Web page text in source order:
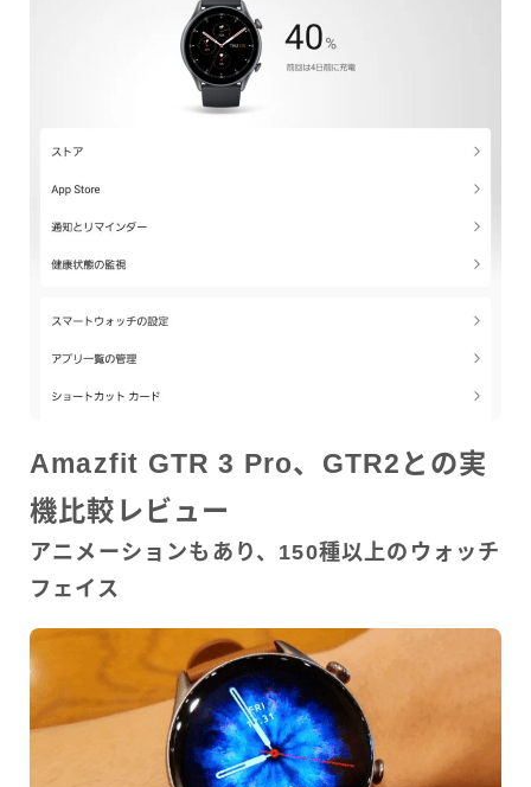
Amazfit GTR 3 Pro、GTR2との実
機比較レビュー
アニメーションもあり、150種以上のウォッチ
フェイス